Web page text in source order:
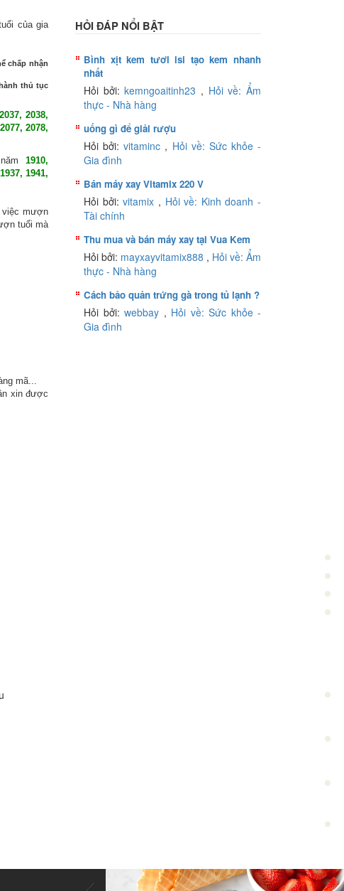
của gia
chấp nhận
thủ tục
2038,
2078,
1910,
1941,
việc mượn
tuổi mà
mã...
xin được
HỎI ĐÁP NỔI BẬT
Bình xịt kem tươi isi tạo kem nhanh
nhất
Hỏi bởi:kemngoaitinh23 , Hỏi về: Ẩm
thực - Nhà hàng
uống gì để giải rượu
Hỏi bởi:vitaminc , Hỏi về: Sức khỏe -
Gia đình
Bán máy xay Vitamix 220 V
Hỏi bởi:vitamix , Hỏi về: Kinh doanh -
Tài chính
Thu mua và bán máy xay tại Vua Kem
Hỏi bởi: mayxayvitamix888 , Hỏi về: Ẩm
thực - Nhà hàng
Cách bảo quản trứng gà trong tủ lạnh ?
Hỏi bởi: webbay , Hỏi về: Sức khỏe -
Gia đình